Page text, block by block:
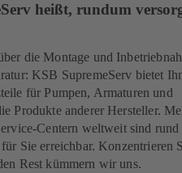
heißt, rundum
die Montage und
KSB SupremeServ bietet
für Pumpen, Armaturen und
Produkte anderer Hersteller.
Centern weltweit sind rund
Sie erreichbar. Konzentrieren
Rest kümmern wir uns.